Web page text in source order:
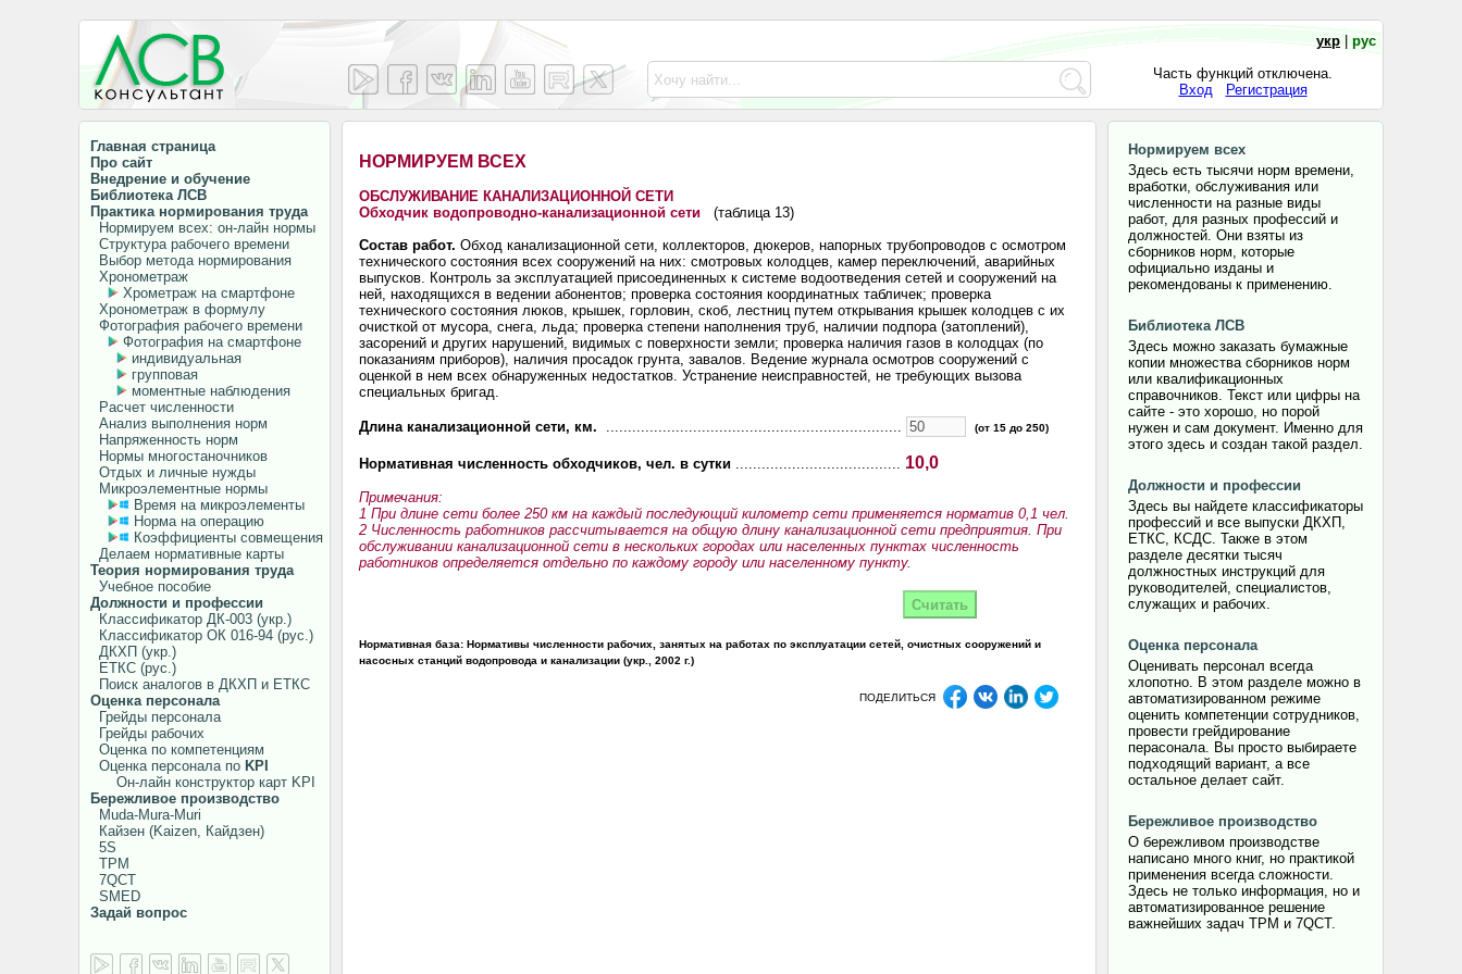
укр
рус
Часть функций отключена.
Вход
Регистрация
Главная страница
Про сайт
Внедрение и обучение
Библиотека ЛСВ
Практика нормирования труда
Нормируем всех: он-лайн нормы
Структура рабочего времени
Выбор метода нормирования
Хронометраж
Хрометраж на смартфоне
Хронометраж в формулу
Фотография рабочего времени
Фотография на смартфоне
индивидуальная
групповая
моментные наблюдения
Расчет численности
Анализ выполнения норм
Напряженность норм
Нормы многостаночников
Отдых и личные нужды
Микроэлементные нормы
Время на микроэлементы
Норма на операцию
Коэффициенты совмещения
Делаем нормативные карты
Теория нормирования труда
Учебное пособие
Должности и профессии
Классификатор ДК-003 (укр.)
Классификатор ОК 016-94 (рус.)
ДКХП (укр.)
ЕТКС (рус.)
Поиск аналогов в ДКХП и ЕТКС
Оценка персонала
Грейды персонала
Грейды рабочих
Оценка по компетенциям
Оценка персонала по KPI
Он-лайн конструктор карт KPI
Бережливое производство
Muda-Mura-Muri
Кайзен (Kaizen, Кайдзен)
5S
TPM
7QCT
SMED
Задай вопрос
НОРМИРУЕМ ВСЕХ
ОБСЛУЖИВАНИЕ КАНАЛИЗАЦИОННОЙ СЕТИ
Обходчик водопроводно-канализационной сети
(таблица 13)
Состав работ. Обход канализационной сети, коллекторов, дюкеров, напорных трубопроводов с осмотром
технического состояния всех сооружений на них: смотровых колодцев, камер переключений, аварийных
выпусков. Контроль за эксплуатацией присоединенных к системе водоотведения сетей и сооружений на
ней, находящихся в ведении абонентов; проверка состояния координатных табличек; проверка
технического состояния люков, крышек, горловин, скоб, лестниц путем открывания крышек колодцев с их
очисткой от мусора, снега, льда; проверка степени наполнения труб, наличии подпора (затоплений),
засорений и других нарушений, видимых с поверхности земли; проверка наличия газов в колодцах (по
показаниям приборов), наличия просадок грунта, завалов. Ведение журнала осмотров сооружений с
оценкой в ​​нем всех обнаруженных недостатков. Устранение неисправностей, не требующих вызова
специальных бригад.
Длина канализационной сети, км. .................................................................... (от 15 до 250)
Нормативная численность обходчиков, чел. в сутки ...................................... 10,0
Примечания:
1 При длине сети более 250 км на каждый последующий километр сети применяется норматив 0,1 чел.
2 Численность работников рассчитывается на общую длину канализационной сети предприятия. При
обслуживании канализационной сети в нескольких городах или населенных пунктах численность
работников определяется отдельно по каждому городу или населенному пункту.
Нормативная база: Нормативы численности рабочих, занятых на работах по эксплуатации сетей, очистных сооружений и
насосных станций водопровода и канализации (укр., 2002 г.)
ПОДЕЛИТЬСЯ
Нормируем всех
Здесь есть тысячи норм времени,
вработки, обслуживания или
численности на разные виды
работ, для разных профессий и
должностей. Они взяты из
сборников норм, которые
официально изданы и
рекомендованы к применению.
Библиотека ЛСВ
Здесь можно заказать бумажные
копии множества сборников норм
или квалификационных
справочников. Текст или цифры на
сайте - это хорошо, но порой
нужен и сам документ. Именно для
этого здесь и создан такой раздел.
Должности и профессии
Здесь вы найдете классификаторы
профессий и все выпуски ДКХП,
ЕТКС, КСДС. Также в этом
разделе десятки тысяч
должностных инструкций для
руководителей, специалистов,
служащих и рабочих.
Оценка персонала
Оценивать персонал всегда
хлопотно. В этом разделе можно в
автоматизированном режиме
оценить компетенции сотрудников,
провести грейдирование
перасонала. Вы просто выбираете
подходящий вариант, а все
остальное делает сайт.
Бережливое производство
О бережливом производстве
написано много книг, но практикой
применения всегда сложности.
Здесь не только информация, но и
автоматизированное решение
важнейших задач TPM и 7QCT.